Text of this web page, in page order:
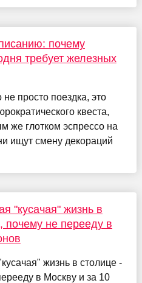
почему
требует железных
просто поездка, это
квеста,
же глотком эспрессо на
ищут смену декораций
"кусачая" жизнь в
почему не перееду в
жизнь в столице -
в Москву и за 10